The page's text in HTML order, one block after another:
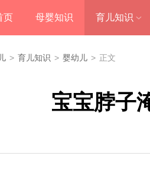
页 母婴知识 育儿知识
> 育儿知识 > 婴幼儿 > 正文
宝宝脖子